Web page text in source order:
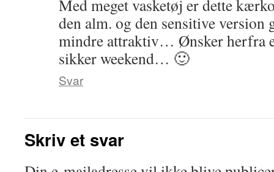
Med meget vasketøj er dette
den alm. og den sensitive
mindre attraktiv… Ønsker herfra
sikker weekend… 🙂
Svar
Skriv et svar